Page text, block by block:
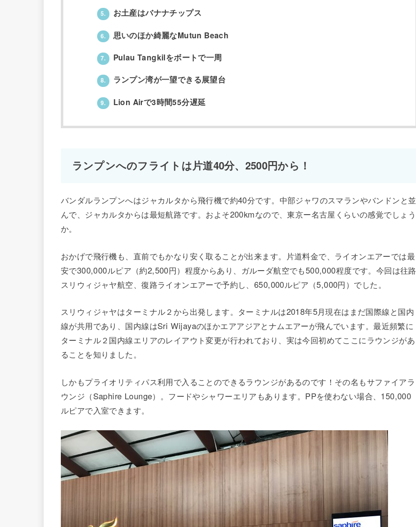
5. お土産はバナナチップス
6. 思いのほか綺麗なMutun Beach
7. Pulau Tangkilをボートで一周
8. ランプン湾が一望できる展望台
9. Lion Airで3時間55分遅延
ランプンへのフライトは片道40分、2500円から！
バンダルランプンへはジャカルタから飛行機で約40分です。中部ジャワのスマランやバンドンと並
んで、ジャカルタからは最短航路です。およそ200kmなので、東京ー名古屋くらいの感覚でしょう
か。
おかげで飛行機も、直前でもかなり安く取ることが出来ます。片道料金で、ライオンエアーでは最
安で300,000ルピア（約2,500円）程度からあり、ガルーダ航空でも500,000程度です。今回は往路
スリウィジャヤ航空、復路ライオンエアーで予約し、650,000ルピア（5,000円）でした。
スリウィジャヤはターミナル２から出発します。ターミナルは2018年5月現在はまだ国際線と国内
線が共用であり、国内線はSri Wijayaのほかエアアジアとナムエアーが飛んでいます。最近頻繁に
ターミナル２国内線エリアのレイアウト変更が行われており、実は今回初めてここにラウンジがあ
ることを知りました。
しかもプライオリティパス利用で入ることのできるラウンジがあるのです！その名もサファイアラ
ウンジ（Saphire Lounge）。フードやシャワーエリアもあります。PPを使わない場合、150,000
ルピアで入室できます。